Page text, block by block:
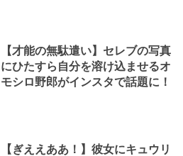
【才能の無駄遣い】セレブの写真
にひたすら自分を溶け込ませるオ
モシロ野郎がインスタで話題に！
【ぎええああ！】彼女にキュウリ